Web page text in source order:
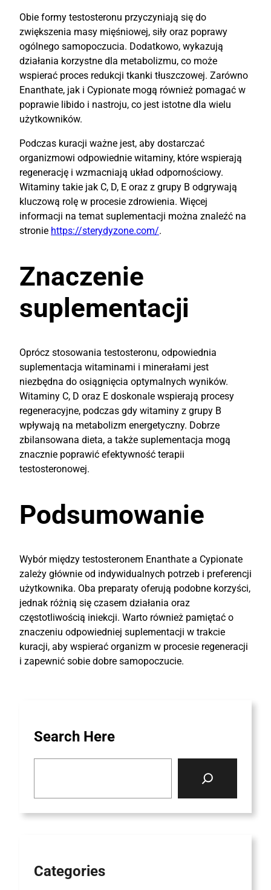
Obie formy testosteronu przyczyniają się do
zwiększenia masy mięśniowej, siły oraz poprawy
ogólnego samopoczucia. Dodatkowo, wykazują
działania korzystne dla metabolizmu, co może
wspierać proces redukcji tkanki tłuszczowej. Zarówno
Enanthate, jak i Cypionate mogą również pomagać w
poprawie libido i nastroju, co jest istotne dla wielu
użytkowników.
Podczas kuracji ważne jest, aby dostarczać
organizmowi odpowiednie witaminy, które wspierają
regenerację i wzmacniają układ odpornościowy.
Witaminy takie jak C, D, E oraz z grupy B odgrywają
kluczową rolę w procesie zdrowienia. Więcej
informacji na temat suplementacji można znaleźć na
stronie https://sterydyzone.com/.
Znaczenie
suplementacji
Oprócz stosowania testosteronu, odpowiednia
suplementacja witaminami i minerałami jest
niezbędna do osiągnięcia optymalnych wyników.
Witaminy C, D oraz E doskonale wspierają procesy
regeneracyjne, podczas gdy witaminy z grupy B
wpływają na metabolizm energetyczny. Dobrze
zbilansowana dieta, a także suplementacja mogą
znacznie poprawić efektywność terapii
testosteronowej.
Podsumowanie
Wybór między testosteronem Enanthate a Cypionate
zależy głównie od indywidualnych potrzeb i preferencji
użytkownika. Oba preparaty oferują podobne korzyści,
jednak różnią się czasem działania oraz
częstotliwością iniekcji. Warto również pamiętać o
znaczeniu odpowiedniej suplementacji w trakcie
kuracji, aby wspierać organizm w procesie regeneracji
i zapewnić sobie dobre samopoczucie.
Search Here
Categories